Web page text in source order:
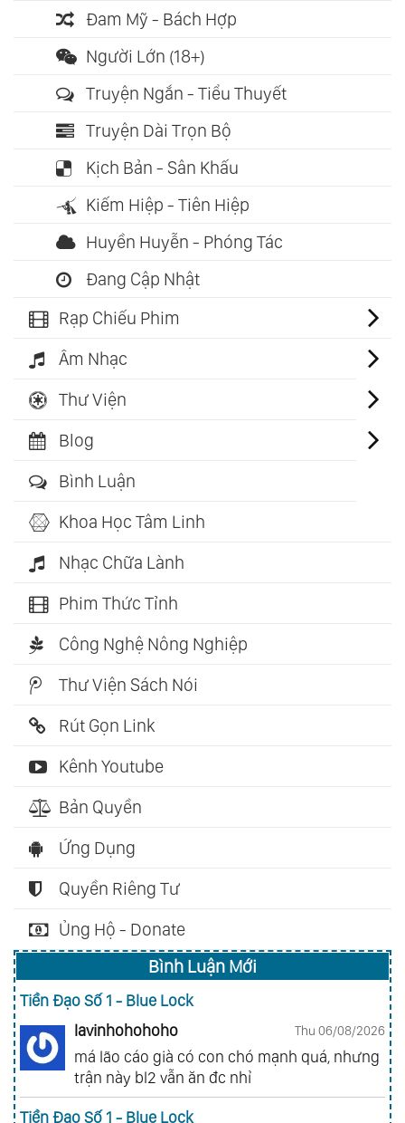
Đam Mỹ - Bách Hợp
Người Lớn (18+)
Truyện Ngắn - Tiểu Thuyết
Truyện Dài Trọn Bộ
Kịch Bản - Sân Khấu
Kiếm Hiệp - Tiên Hiệp
Huyền Huyễn - Phóng Tác
Đang Cập Nhật
Rạp Chiếu Phim
Âm Nhạc
Thư Viện
Blog
Bình Luận
Khoa Học Tâm Linh
Nhạc Chữa Lành
Phim Thức Tỉnh
Công Nghệ Nông Nghiệp
Thư Viện Sách Nói
Rút Gọn Link
Kênh Youtube
Bản Quyền
Ứng Dụng
Quyền Riêng Tư
Ủng Hộ - Donate
Bình Luận Mới
Tiền Đạo Số 1 - Blue Lock
lavinhohohoho
Thu 06/08/2026
má lão cáo già có con chó mạnh quá, nhưng
trận này bl2 vẫn ăn đc nhỉ
Tiền Đạo Số 1 - Blue Lock